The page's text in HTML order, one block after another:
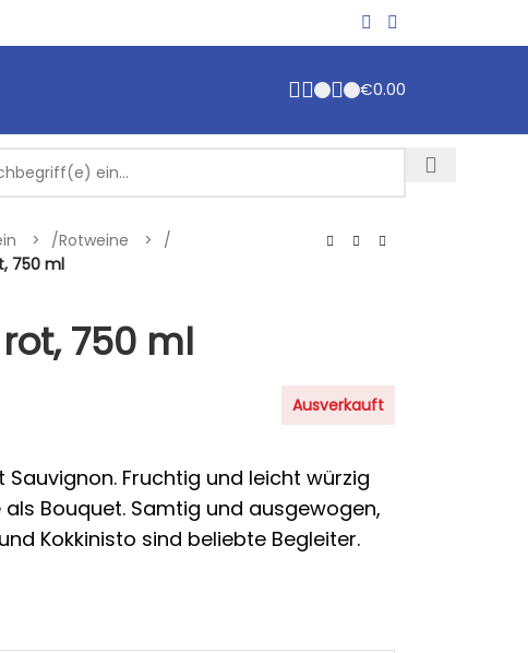
€0.00
/Rotweine
/
750 ml
750 ml
Ausverkauft
Fruchtig und leicht würzig
Bouquet. Samtig und ausgewogen,
Kokkinisto sind beliebte Begleiter.